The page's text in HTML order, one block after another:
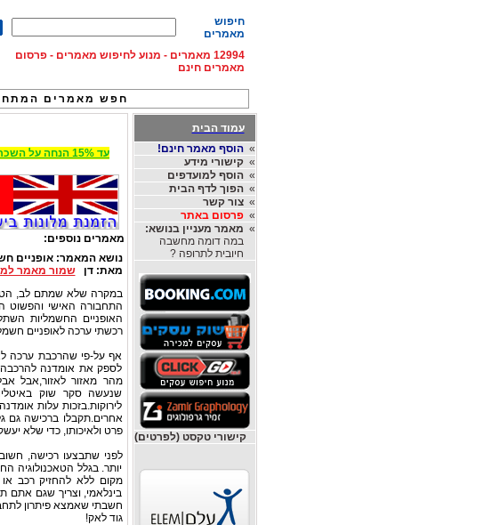
חיפוש
מאמרים
12994 מאמרים - מנוע לחיפוש מאמרים - פרסום
מאמרים חינם
חפש מאמרים
עמוד הבית
»הוסף מאמר חינם!
»קישורי מידע
»הוסף למועדפים
»הפוך לדף הבית
»צור קשר
»פרסום באתר
» מאמר מעניין בנושא:
במה דומה מחשבה
חיובית לתרופה ?
קישורי טקסט (לפרטים)
עד 15% הנחה על השכרת רכב בחו"ל, מהחברות הגדולות בעולם, לחצו ל Rentingcar
מאמרים נוספים:
נושא המאמר:אופניים
מאת:דןשמור מאמר
במקרה שלא שמתם לב,
התחבורה האישי והפשוט
האופניים החשמליות
רכשתי ערכה לאופניים
אף על-פי שהרכבת ערכה
לספק את אומדנה להרכבה
מהר מאזור לאזור,אבל
שנעשה סקר שוק
לירוקות.בזכות עלות
אחרים.תקבלו ברכישה גם
פרט ולאיכותו, כדי שלא
לפני שתבצעו רכישה,
יותר. בגלל הטאכנולוגיה
מקום ללא להחזיק רכב או
בינלאמי, וצריך שגם אתם
חשבתי שאמצא פיתרון
גוד לאק!